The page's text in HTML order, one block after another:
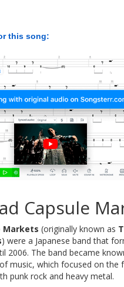
this song:
Capsule
Markets (originally known as
) were a Japanese band that
2006. The band became
music, which focused on the
punk rock and heavy metal.